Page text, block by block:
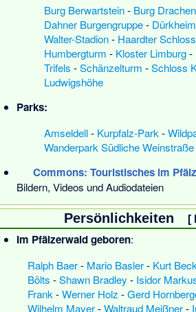
Burg Berwartstein- Burg
Dahner Burgengruppe-
Walter-Stadion- Haardter Schloss
Humbergturm - Kloster Limburg-
Trifels -Schänzelturm -Schloss
Ludwigshöhe
Parks:
Amseldell- Kurpfalz-Park -
Wanderpark Südliche Weinstraße
Commons: Touristisches im
Bildern, Videos und Audiodateien
Persönlichkeiten [
Im Pfälzerwald geboren:
Ralph Baer- Mario Basler- Kurt Beck
Bölts -Shawn Bradley - Isidor
Frank -Werner Holz -Gerd
Wilhelm Mayer-Waltraud Meißner-